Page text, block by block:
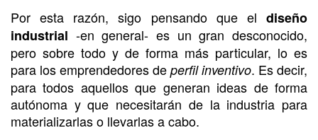
Por esta razón, sigo pensando que el diseño
industrial -en general- es un gran desconocido,
pero sobre todo y de forma más particular, lo es
para los emprendedores de perfil inventivo. Es decir,
para todos aquellos que generan ideas de forma
autónoma y que necesitarán de la industria para
materializarlas o llevarlas a cabo.